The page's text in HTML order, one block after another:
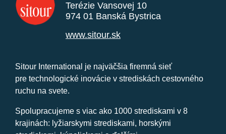
Terézie Vansovej 10
974 01 Banská Bystrica
www.sitour.sk
Sitour International je najväčšia firemná sieť
pre technologické inovácie v strediskách cestovného
ruchu na svete.
Spolupracujeme s viac ako 1000 strediskami v 8
krajinách: lyžiarskymi strediskami, horskými